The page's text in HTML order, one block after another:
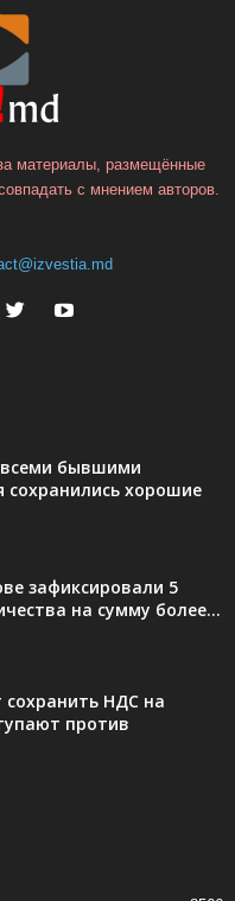
материалы, размещённые
с мнением авторов.
всеми бывшими
сохранились хорошие
зафиксировали 5
на сумму более...
НДС на
против